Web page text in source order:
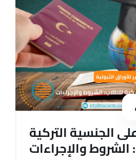
الجنسية التركية
الشروط والإجراءات